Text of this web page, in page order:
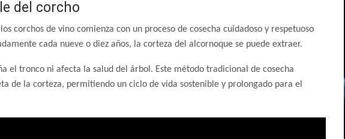
del corcho
corchos de vino comienza con un proceso de cosecha cuidadoso y respetuoso
cada nueve o diez años, la corteza del alcornoque se puede extraer.
el tronco ni afecta la salud del árbol. Este método tradicional de cosecha
de la corteza, permitiendo un ciclo de vida sostenible y prolongado para el